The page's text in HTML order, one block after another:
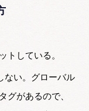
トしている。
ない。グローバル
グがあるので、